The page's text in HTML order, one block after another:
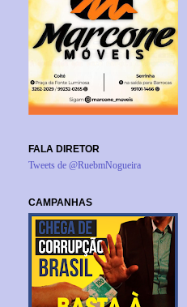
FALA DIRETOR
Tweets de @RuebmNogueira
CAMPANHAS